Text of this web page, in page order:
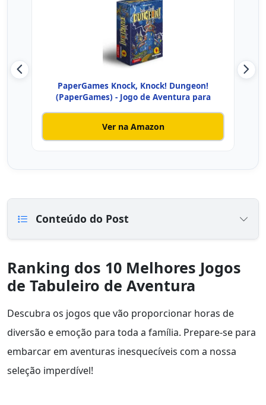
PaperGames Knock, Knock! Dungeon!
(PaperGames) - Jogo de Aventura para
Ver na Amazon
Conteúdo do Post
Ranking dos 10 Melhores Jogos
de Tabuleiro de Aventura
Descubra os jogos que vão proporcionar horas de
diversão e emoção para toda a família. Prepare-se para
embarcar em aventuras inesquecíveis com a nossa
seleção imperdível!